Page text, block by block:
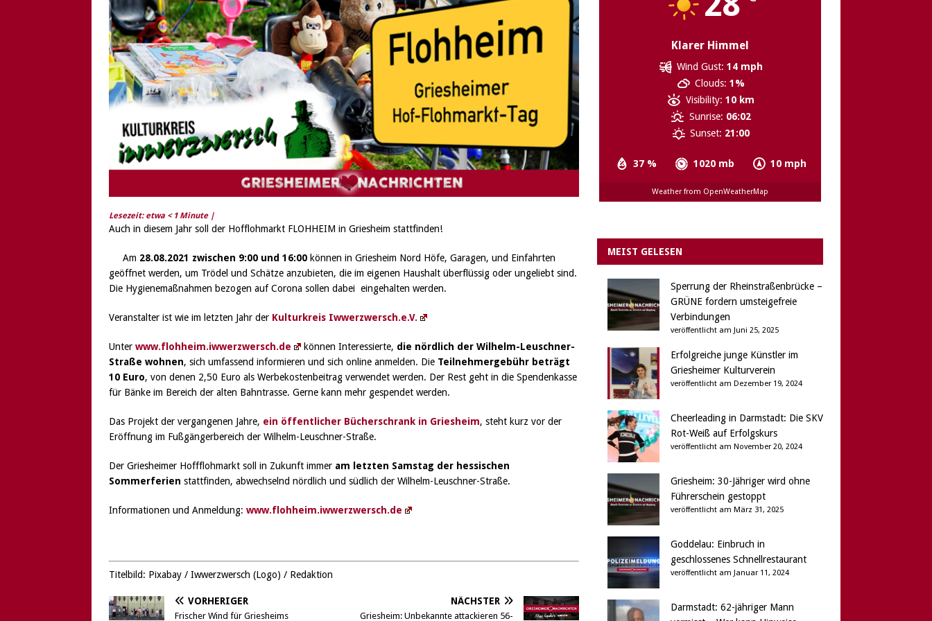
[ 6. August 2026 ] Die Lichter gehen aus…. IN EIGENER SACHE
Lesezeit: etwa < 1 Minute |
Auch in diesem Jahr soll der Hofflohmarkt FLOHHEIM in Griesheim stattfinden!
Am 28.08.2021 zwischen 9:00 und 16:00 können in Griesheim Nord Höfe, Garagen, und Einfahrten
geöffnet werden, um Trödel und Schätze anzubieten, die im eigenen Haushalt überflüssig oder ungeliebt sind.
Die Hygienemaßnahmen bezogen auf Corona sollen dabei eingehalten werden.
Veranstalter ist wie im letzten Jahr der Kulturkreis Iwwerzwersch.e.V.
Unter www.flohheim.iwwerzwersch.de können Interessierte, die nördlich der Wilhelm-Leuschner-
Straße wohnen, sich umfassend informieren und sich online anmelden. Die Teilnehmergebühr beträgt
10 Euro, von denen 2,50 Euro als Werbekostenbeitrag verwendet werden. Der Rest geht in die Spendenkasse
für Bänke im Bereich der alten Bahntrasse. Gerne kann mehr gespendet werden.
Das Projekt der vergangenen Jahre, ein öffentlicher Bücherschrank in Griesheim, steht kurz vor der
Eröffnung im Fußgängerbereich der Wilhelm-Leuschner-Straße.
Der Griesheimer Hoffflohmarkt soll in Zukunft immer am letzten Samstag der hessischen
Sommerferien stattfinden, abwechselnd nördlich und südlich der Wilhelm-Leuschner-Straße.
Informationen und Anmeldung: www.flohheim.iwwerzwersch.de
Titelbild: Pixabay / Iwwerzwersch (Logo) / Redaktion
VORHERIGER
Frischer Wind für Griesheims
NÄCHSTER
Griesheim: Unbekannte attackieren 56-
Klarer Himmel
37 % 1020 mb 10 mph
Wind Gust: 14 mph
Clouds: 1%
Visibility: 10 km
Sunrise: 06:02
Sunset: 21:00
Weather from OpenWeatherMap
MEIST GELESEN
Sperrung der Rheinstraßenbrücke –
GRÜNE fordern umsteigefreie
Verbindungen
veröffentlicht am Juni 25, 2025
Erfolgreiche junge Künstler im
Griesheimer Kulturverein
veröffentlicht am Dezember 19, 2024
Cheerleading in Darmstadt: Die SKV
Rot-Weiß auf Erfolgskurs
veröffentlicht am November 20, 2024
Griesheim: 30-Jähriger wird ohne
Führerschein gestoppt
veröffentlicht am März 31, 2025
Goddelau: Einbruch in
geschlossenes Schnellrestaurant
veröffentlicht am Januar 11, 2024
Darmstadt: 62-jähriger Mann